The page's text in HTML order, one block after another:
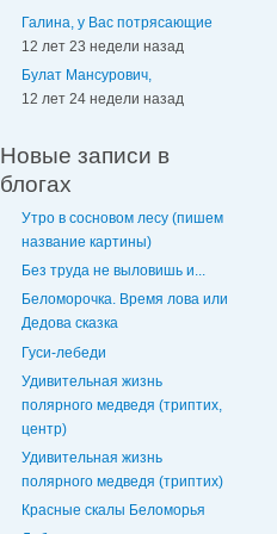
Галина, у Вас потрясающие
12 лет 23 недели назад
Булат Мансурович,
12 лет 24 недели назад
Новые записи в
блогах
Утро в сосновом лесу (пишем
название картины)
Без труда не выловишь и...
Беломорочка. Время лова или
Дедова сказка
Гуси-лебеди
Удивительная жизнь
полярного медведя (триптих,
центр)
Удивительная жизнь
полярного медведя (триптих)
Красные скалы Беломорья